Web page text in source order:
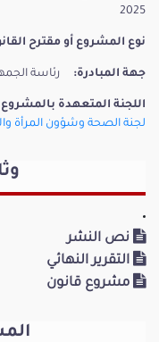
2025
نوع المشروع أو مقترح
جهة المبادرة: رئاسة
اللجنة المتعهدة
لجنة الصحة وشؤون المرأة
نص النشر
التقرير النهائي
مشروع قانون